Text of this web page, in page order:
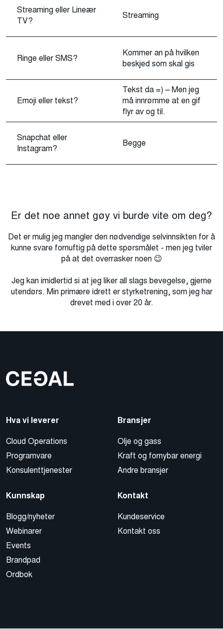
Streaming eller Lineær
TV?
Ringe eller SMS?
Emoji eller tekst?
Snapchat eller
Instagram?
Streaming
Kommer an på hvilken
beskjed som skal gis
Tekst da =) – Men jeg
må innrømme at en gif
flyr av og til.
Begge
Er det noe annet gøy vi burde vite om deg?
Det er mulig jeg mangler den nødvendige selvinnsikten for å
kunne svare fornuftig på dette spørsmålet - men jeg tviler
på at det overrasker noen 😉
Jeg kan imidlertid si at jeg liker all slags bevegelse, gjerne
utendørs. Min primære idrett er styrketrening, som jeg har
drevet med i over 20 år.
Hva vi leverer
Cloud Operations
Programvare
Konsulenttjenester
Bransjer
Olje og gass
Kraft og fornybar energi
Andre bransjer
Kunnskap
Blogg/nyheter
Webinarer
Events
Brandpad
Ordbok
Kontakt
Kundeservice
Kontakt oss